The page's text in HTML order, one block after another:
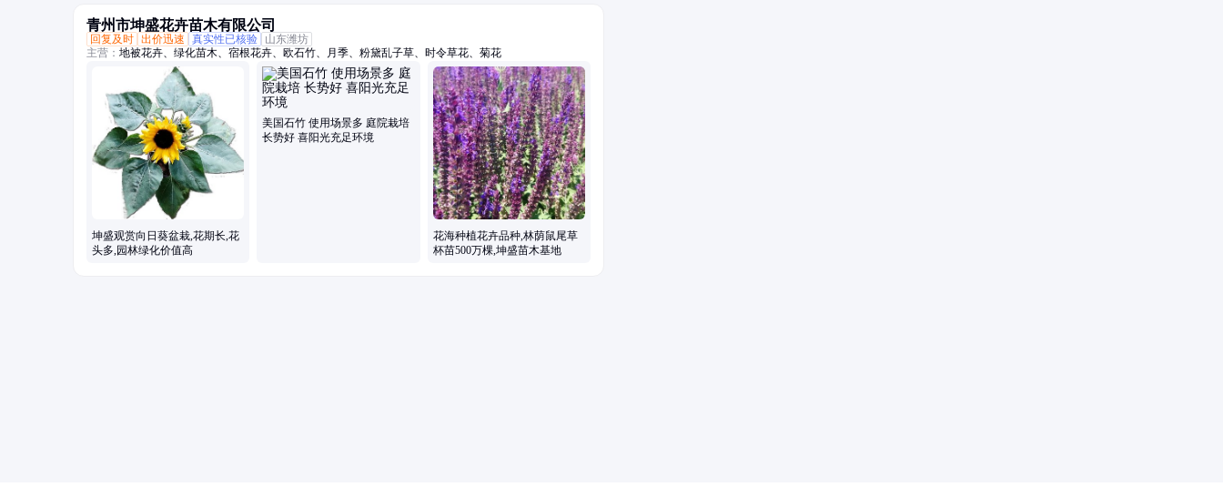
青州市坤盛花卉苗木有限公司
回复及时 出价迅速 真实性已核验
山东潍坊
主营： 地被花卉、绿化苗木、宿根花卉、欧石竹、月季、粉黛乱子草、时令草花、菊花
坤盛观赏向日葵盆栽,花期长,花
头多,园林绿化价值高
美国石竹 使用场景多 庭院栽培
长势好 喜阳光充足环境
花海种植花卉品种,林荫鼠尾草
杯苗500万棵,坤盛苗木基地